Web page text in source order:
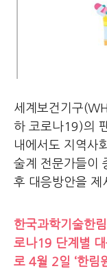
세계보건기구
하 코로나19)의
내에서도 지역사
술계 전문가들이
후 대응방안을 제
한국과학기술한
로나19 단계별 대
로 4월 2일 ‘한림